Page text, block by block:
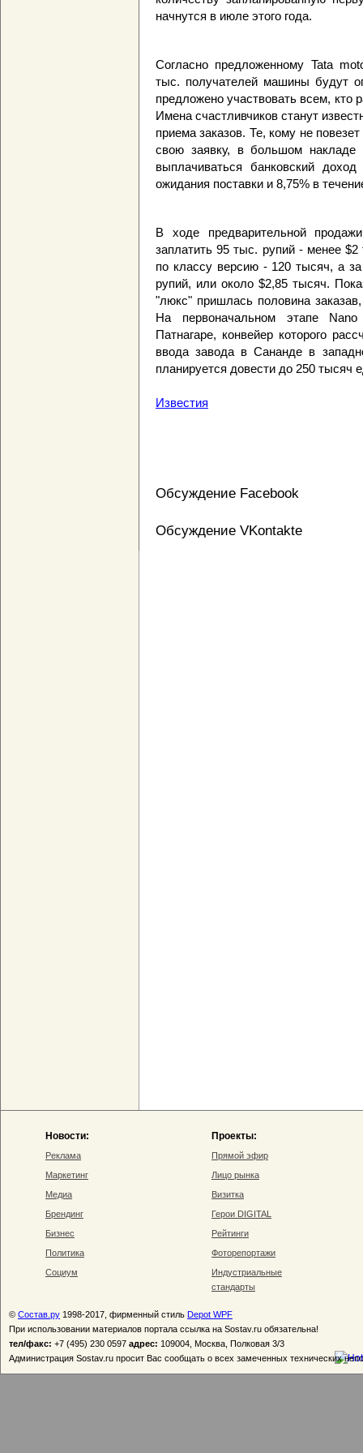
начнутся в июле этого года.
Согласно предложенному Tata
тыс. получателей машины будут
предложено участвовать всем, кто
Имена счастливчиков станут
приема заказов. Те, кому не
свою заявку, в большом
выплачиваться банковский
ожидания поставки и 8,75% в
В ходе предварительной
заплатить 95 тыс. рупий - менее
по классу версию - 120 тысяч, а
рупий, или около $2,85 тысяч.
"люкс" пришлась половина
На первоначальном этапе
Патнагаре, конвейер которого
ввода завода в Сананде в
планируется довести до 250
Известия
Обсуждение Facebook
Обсуждение VKontakte
Новости:
Реклама
Маркетинг
Медиа
Брендинг
Бизнес
Политика
Социум
Проекты:
Прямой эфир
Лицо рынка
Визитка
Герои DIGITAL
Рейтинги
Фоторепортажи
Индустриальные
стандарты
© Состав.ру 1998-2017, фирменный стиль Depot WPF
При использовании материалов портала ссылка на Sostav.ru обязательна!
тел/факс: +7 (495) 230 0597 адрес: 109004, Москва, Полковая 3/3
Администрация Sostav.ru просит Вас сообщать о всех замеченных технических